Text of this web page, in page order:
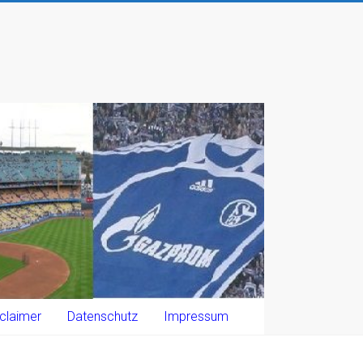
Datenschutz Impressum